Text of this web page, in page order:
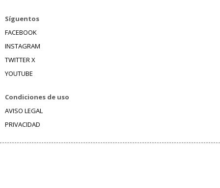
Síguentos
FACEBOOK
INSTAGRAM
TWITTER X
YOUTUBE
Condiciones de uso
AVISO LEGAL
PRIVACIDAD